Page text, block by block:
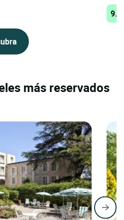
más reservados